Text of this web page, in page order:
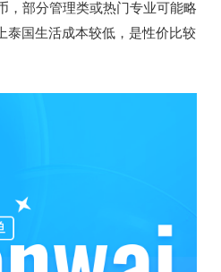
，部分管理类或热门专业可能略
泰国生活成本较低，是性价比较